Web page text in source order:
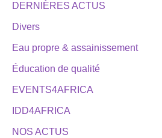
DERNIÈRES ACTUS
Divers
Eau propre & assainissement
Éducation de qualité
EVENTS4AFRICA
IDD4AFRICA
NOS ACTUS